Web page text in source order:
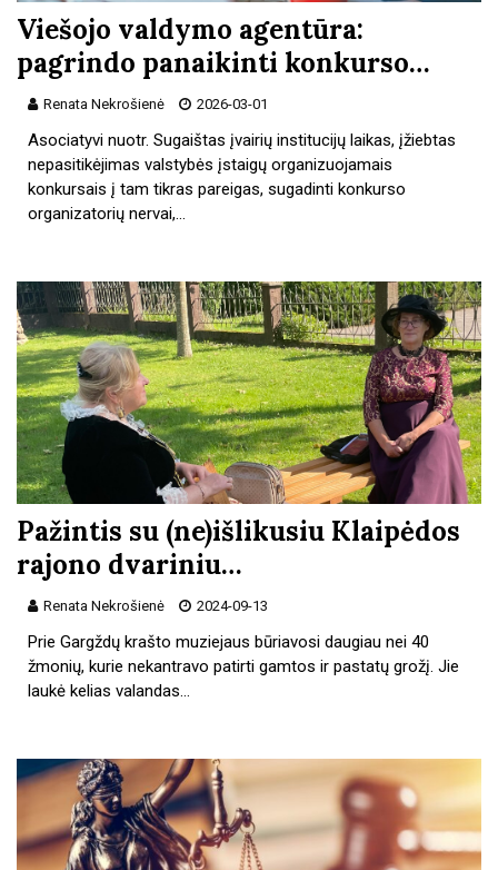
Viešojo valdymo agentūra:
pagrindo panaikinti konkurso…
Renata Nekrošienė 2026-03-01
Asociatyvi nuotr. Sugaištas įvairių institucijų laikas, įžiebtas
nepasitikėjimas valstybės įstaigų organizuojamais
konkursais į tam tikras pareigas, sugadinti konkurso
organizatorių nervai,…
Pažintis su (ne)išlikusiu Klaipėdos
rajono dvariniu…
Renata Nekrošienė 2024-09-13
Prie Gargždų krašto muziejaus būriavosi daugiau nei 40
žmonių, kurie nekantravo patirti gamtos ir pastatų grožį. Jie
laukė kelias valandas…